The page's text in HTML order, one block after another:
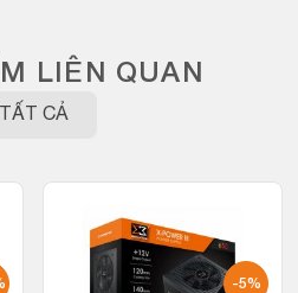
LIÊN QUAN
TẤT CẢ
-5%